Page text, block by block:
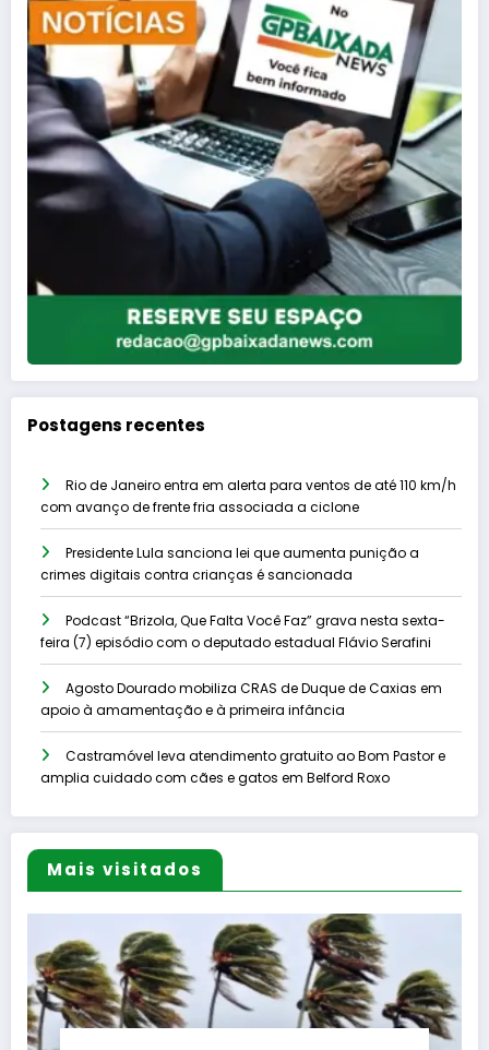
Postagens recentes
Rio de Janeiro entra em alerta para ventos de até 110 km/h
com avanço de frente fria associada a ciclone
Presidente Lula sanciona lei que aumenta punição a
crimes digitais contra crianças é sancionada
Podcast “Brizola, Que Falta Você Faz” grava nesta sexta-
feira (7) episódio com o deputado estadual Flávio Serafini
Agosto Dourado mobiliza CRAS de Duque de Caxias em
apoio à amamentação e à primeira infância
Castramóvel leva atendimento gratuito ao Bom Pastor e
amplia cuidado com cães e gatos em Belford Roxo
Mais visitados